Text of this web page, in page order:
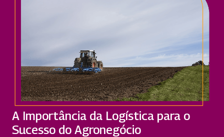
A Importância da Logística para o
Sucesso do Agronegócio